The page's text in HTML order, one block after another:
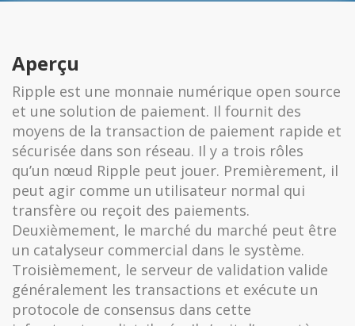
Aperçu
Ripple est une monnaie numérique open source
et une solution de paiement. Il fournit des
moyens de la transaction de paiement rapide et
sécurisée dans son réseau. Il y a trois rôles
qu’un nœud Ripple peut jouer. Premièrement, il
peut agir comme un utilisateur normal qui
transfère ou reçoit des paiements.
Deuxièmement, le marché du marché peut être
un catalyseur commercial dans le système.
Troisièmement, le serveur de validation valide
généralement les transactions et exécute un
protocole de consensus dans cette